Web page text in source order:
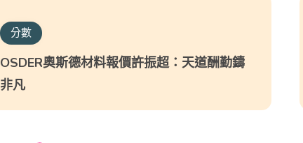
分數
OSDER奧斯德材料報價許振超：天道酬勤鑄
非凡